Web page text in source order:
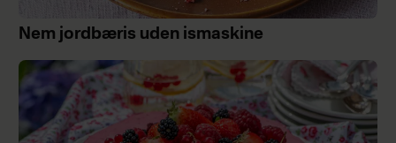
Nem jordbæris uden ismaskine